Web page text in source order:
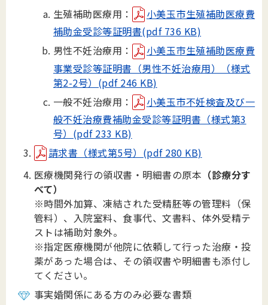
生殖補助医療用：
小美玉市生殖補助医療費
補助金受診等証明書(pdf 736 KB)
男性不妊治療用：
小美玉市生殖補助医療費
事業受診等証明書（男性不妊治療用）（様式
第2-2号）(pdf 246 KB)
一般不妊治療用：
小美玉市不妊検査及び一
般不妊治療費補助金受診等証明書（様式第3
号）(pdf 233 KB)
請求書（様式第5号）(pdf 280 KB)
医療機関発行の領収書・明細書の原本 （診療分す
べて）
※時間外加算、凍結された受精胚等の管理料（保
管料）、入院室料、食事代、文書料、 体外受精テ
ストは補助対象外。
※指定医療機関が他院に依頼して行った治療・投
薬があった場合は、その領収書や明細書も添付し
てください。
事実婚関係にある方のみ必要な書類